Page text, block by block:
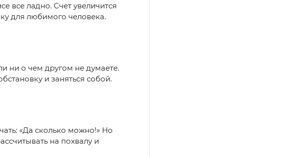
все ладно. Счет увеличится
для любимого человека.
ни о чем другом не думаете.
и заняться собой.
«Да сколько можно!» Но
на похвалу и